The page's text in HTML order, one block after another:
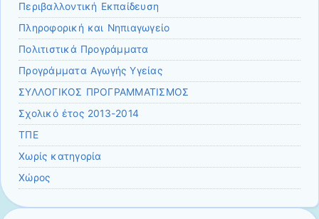
Περιβαλλοντική Εκπαίδευση
Πληροφορική και Νηπιαγωγείο
Πολιτιστικά Προγράμματα
Προγράμματα Αγωγής Υγείας
ΣΥΛΛΟΓΙΚΟΣ ΠΡΟΓΡΑΜΜΑΤΙΣΜΟΣ
Σχολικό έτος 2013-2014
ΤΠΕ
Χωρίς κατηγορία
Χώρος